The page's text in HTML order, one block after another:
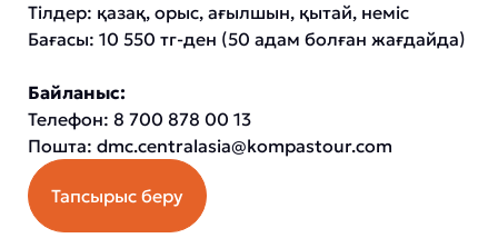
Тілдер: қазақ, орыс, ағылшын, қытай, неміс
Бағасы: 10 550 тг-ден (50 адам болған жағдайда)
Байланыс:
Телефон: 8 700 878 00 13
Пошта: dmc.centralasia@kompastour.com
Тапсырыс беру